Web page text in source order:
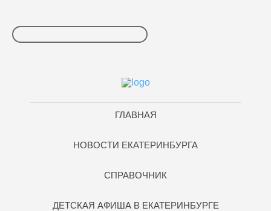
ГЛАВНАЯ
НОВОСТИ ЕКАТЕРИНБУРГА
СПРАВОЧНИК
ДЕТСКАЯ АФИША В ЕКАТЕРИНБУРГЕ